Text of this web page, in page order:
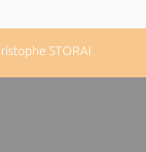
STORAI